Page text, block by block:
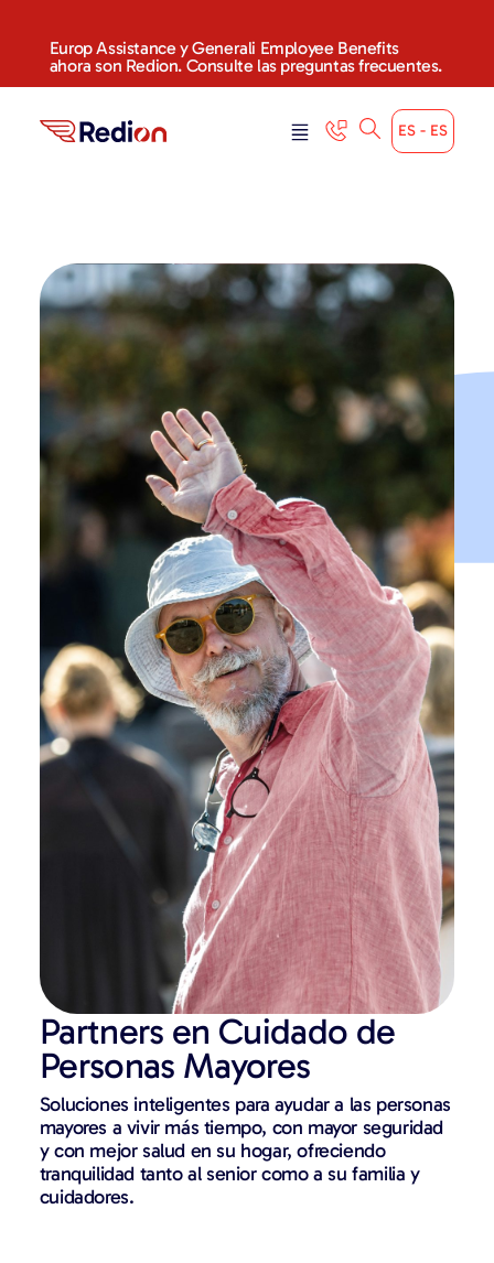
Europ Assistance y Generali Employee Benefits
ahora son Redion. Consulte las preguntas frecuentes.
ES - ES
Partners en Cuidado de
Personas Mayores
Soluciones inteligentes para ayudar a las personas
mayores a vivir más tiempo, con mayor seguridad
y con mejor salud en su hogar, ofreciendo
tranquilidad tanto al senior como a su familia y
cuidadores.